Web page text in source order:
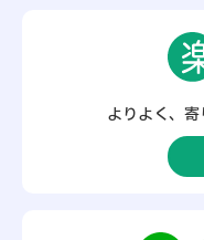
よりよく、寄